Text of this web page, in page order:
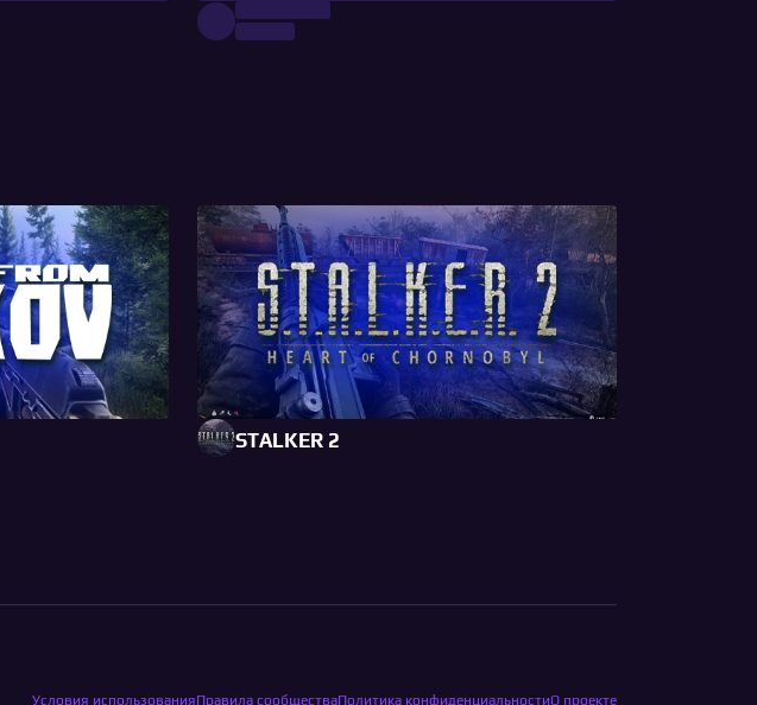
STALKER 2
Условия использованияПравила сообществаПолитика конфиденциальностиО проекте